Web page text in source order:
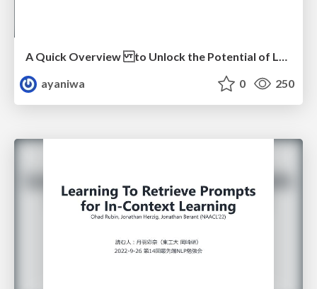
A Quick Overview to Unlock the Potential of LLMs through Prompt Engineering
ayaniwa
0 250